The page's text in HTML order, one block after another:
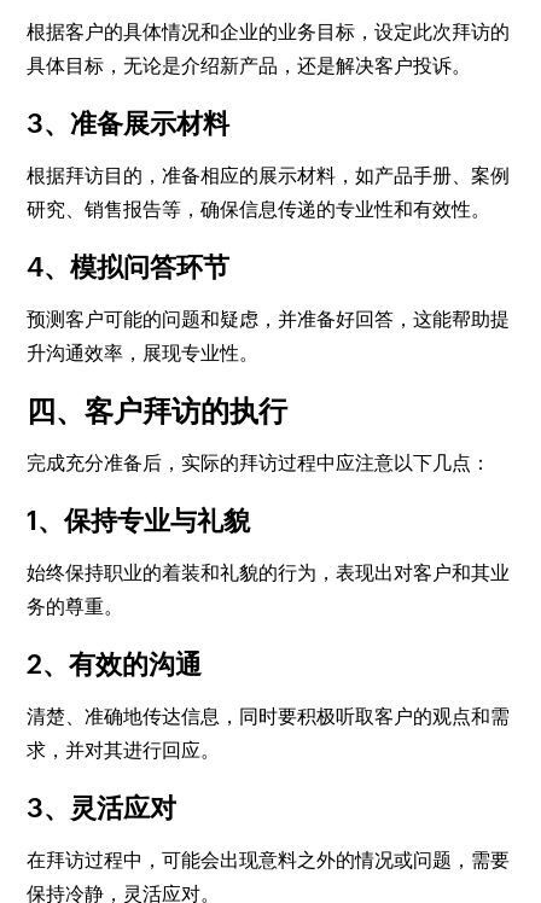
根据客户的具体情况和企业的业务目标，设定此次拜访的
具体目标，无论是介绍新产品，还是解决客户投诉。
3、准备展示材料
根据拜访目的，准备相应的展示材料，如产品手册、案例
研究、销售报告等，确保信息传递的专业性和有效性。
4、模拟问答环节
预测客户可能的问题和疑虑，并准备好回答，这能帮助提
升沟通效率，展现专业性。
四、客户拜访的执行
完成充分准备后，实际的拜访过程中应注意以下几点：
1、保持专业与礼貌
始终保持职业的着装和礼貌的行为，表现出对客户和其业
务的尊重。
2、有效的沟通
清楚、准确地传达信息，同时要积极听取客户的观点和需
求，并对其进行回应。
3、灵活应对
在拜访过程中，可能会出现意料之外的情况或问题，需要
保持冷静，灵活应对。